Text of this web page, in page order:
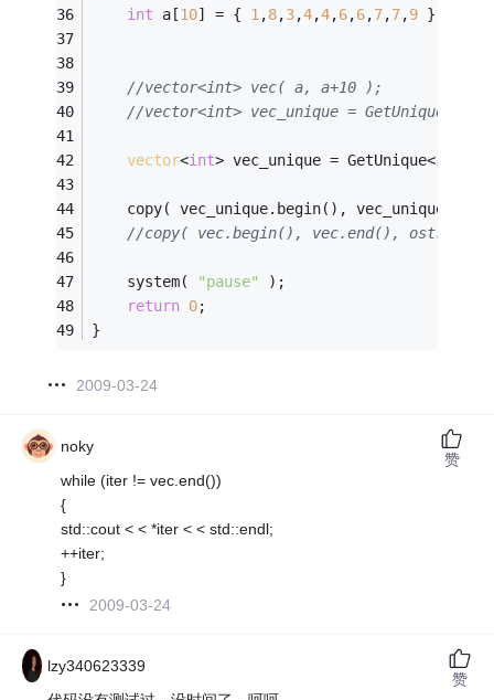
int a[10] = { 1 ,8,3,4,4,6,6,7,7,9 };
//vector<int> vec( a, a+10 );
//vector<int> vec_unique = GetUnique(
vector<int> vec_unique = GetUnique<int
copy( vec_unique.begin(),
//copy( vec.begin(), vec.end(),
    system(
"pause"
);
return 0;
}
2009-03-24
noky
while (iter != vec.end())
{
std::cout < < *iter < < std::endl;
++iter;
}
2009-03-24
赞
lzy340623339
赞